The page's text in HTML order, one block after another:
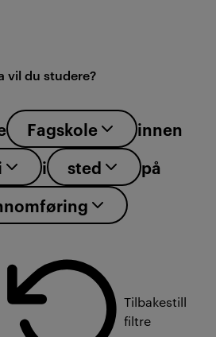
vil du studere?
Fagskole innen
i sted på
gjennomføring
Tilbakestill
filtre